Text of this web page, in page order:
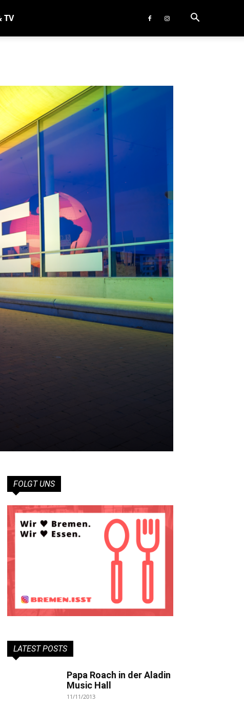
TV
FOLGT UNS
LATEST POSTS
Papa Roach in der Aladin
Music Hall
11/11/2013